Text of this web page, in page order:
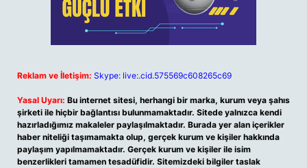
Reklam ve İletişim: Skype: live:.cid.575569c608265c69
Yasal Uyarı: Bu internet sitesi, herhangi bir marka, kurum veya şahıs
şirketi ile hiçbir bağlantısı bulunmamaktadır. Sitede yalnızca kendi
hazırladığımız makaleler paylaşılmaktadır. Burada yer alan içerikler
haber niteliği taşımamakta olup, gerçek kurum ve kişiler hakkında
paylaşım yapılmamaktadır. Gerçek kurum ve kişiler ile isim
benzerlikleri tamamen tesadüfidir. Sitemizdeki bilgiler taslak